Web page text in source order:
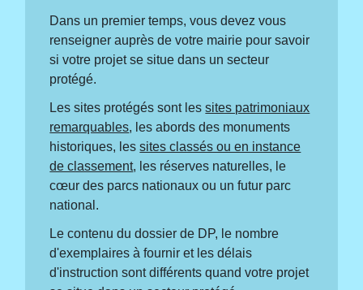
Dans un premier temps, vous devez vous
renseigner auprès de votre mairie pour savoir
si votre projet se situe dans un secteur
protégé.
Les sites protégés sont lessites patrimoniaux
remarquables, les abords des monuments
historiques, lessites classés ou en instance
de classement, les réserves naturelles, le
cœur des parcs nationaux ou un futur parc
national.
Le contenu du dossier de DP, le nombre
d'exemplaires à fournir et les délais
d'instruction sont différents quand votre projet